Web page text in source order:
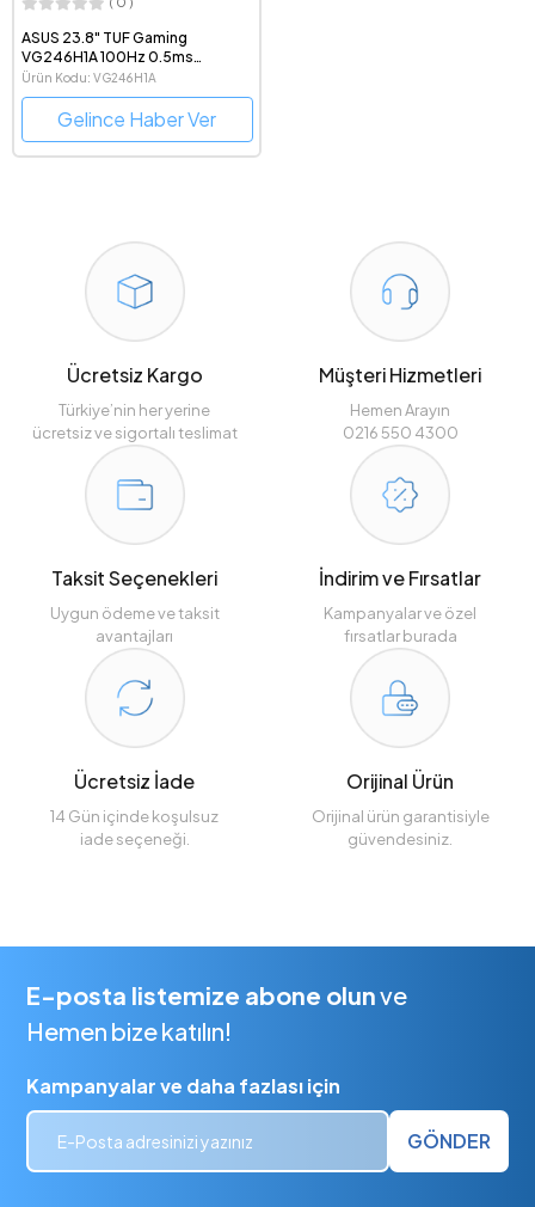
ASUS 23.8" TUF Gaming
VG246H1A 100Hz 0.5ms
FreeSync 1080p IPS LED Monitör
Ürün Kodu: VG246H1A
Gelince Haber Ver
Ücretsiz Kargo
Türkiye’nin her yerine
ücretsiz ve sigortalı teslimat
Müşteri Hizmetleri
Hemen Arayın
0216 550 4300
Taksit Seçenekleri
Uygun ödeme ve taksit
avantajları
İndirim ve Fırsatlar
Kampanyalar ve özel
fırsatlar burada
Ücretsiz İade
14 Gün içinde koşulsuz
iade seçeneği.
Orijinal Ürün
Orijinal ürün garantisiyle
güvendesiniz.
E-posta listemize abone olunve
Hemen bize katılın!
Kampanyalar ve daha fazlası için
GÖNDER